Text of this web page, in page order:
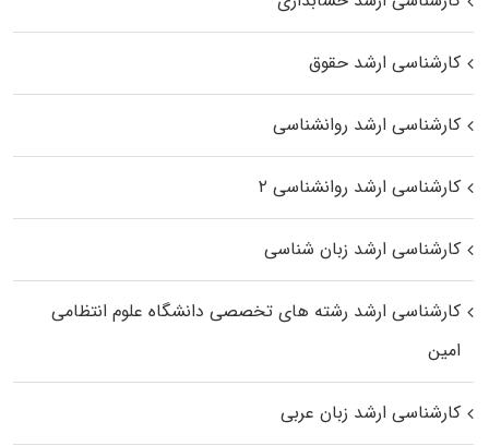
کارشناسی ارشد حقوق
کارشناسی ارشد روانشناسی
کارشناسی ارشد روانشناسی ۲
کارشناسی ارشد زبان شناسی
کارشناسی ارشد رﺷﺘﻪ ﻫﺎی تخصصی داﻧﺸﮕﺎه ﻋﻠﻮم انتظامی
اﻣﻴﻦ
کارشناسی ارشد زبان عربی